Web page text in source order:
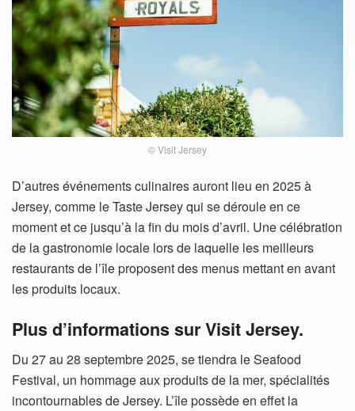
© Visit Jersey
D’autres événements culinaires auront lieu en 2025 à
Jersey, comme le Taste Jersey qui se déroule en ce
moment et ce jusqu’à la fin du mois d’avril. Une célébration
de la gastronomie locale lors de laquelle les meilleurs
restaurants de l’île proposent des menus mettant en avant
les produits locaux.
Plus d’informations sur Visit Jersey.
Du 27 au 28 septembre 2025, se tiendra le Seafood
Festival, un hommage aux produits de la mer, spécialités
incontournables de Jersey. L’île possède en effet la